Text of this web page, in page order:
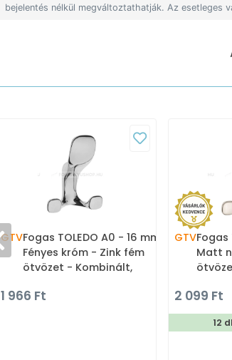
bejelentés nélkül megváltoztathatják. Az esetleges
GTVFogas TOLEDO A0 - 16 mm -
Fényes króm - Zink fém
ötvözet - Kombinált,
1 966 Ft
GTVFogas
Matt
2 099 Ft
12